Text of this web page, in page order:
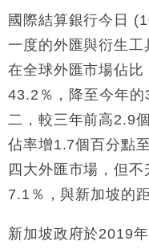
國際結算銀行今日
一度的外匯與衍生
在全球外匯市場佔
43.2％，降至今年
二，較三年前高2.9
佔率增1.7個百分點
四大外匯市場，但
7.1％，與新加坡的
新加坡政府於2019